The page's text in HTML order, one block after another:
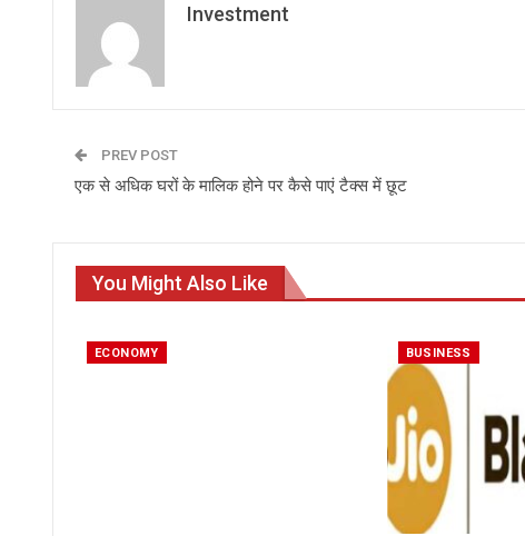
Investment
PREV POST
एक से अधिक घरों के मालिक होने पर कैसे पाएं टैक्स में छूट
You Might Also Like
ECONOMY BUSINESS